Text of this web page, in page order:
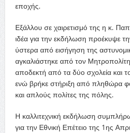
εποχής.
Εξάλλου σε χαιρετισμό της η κ.
ιδέα για την εκδήλωση προέκυψε
ύστερα από εισήγηση της
αγκαλιάστηκε από τον
αποδεκτή από τα δύο σχολεία και
ενώ βρήκε στήριξη από πληθώρα
και απλούς πολίτες της πόλης.
Η καλλιτεχνική εκδήλωση
για την Εθνική Επέτειο της 1ης